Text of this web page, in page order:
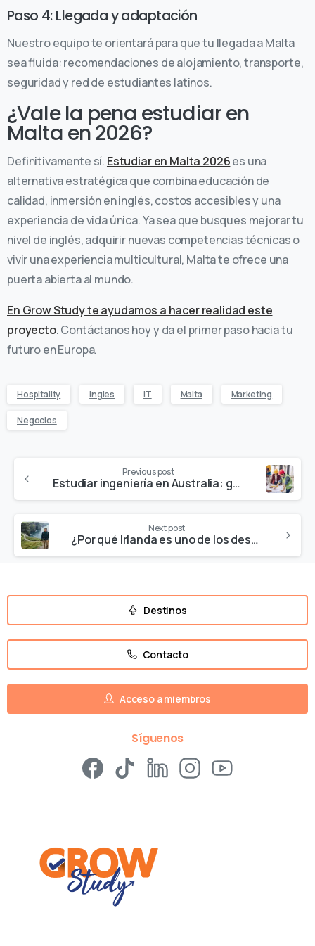
Paso 4: Llegada y adaptación
Nuestro equipo te orientará para que tu llegada a Malta
sea fluida: recomendaciones de alojamiento, transporte,
seguridad y red de estudiantes latinos.
¿Vale la pena estudiar en
Malta en 2026?
Definitivamente sí. Estudiar en Malta 2026es una
alternativa estratégica que combina educación de
calidad, inmersión en inglés, costos accesibles y una
experiencia de vida única. Ya sea que busques mejorar tu
nivel de inglés, adquirir nuevas competencias técnicas o
vivir una experiencia multicultural, Malta te ofrece una
puerta abierta al mundo.
En Grow Study te ayudamos a hacer realidad este
proyecto. Contáctanos hoy y da el primer paso hacia tu
futuro en Europa.
Hospitality Ingles IT Malta Marketing
Negocios
Previous post
Estudiar ingeniería en Australia: guía completa para estudiantes
Next post
¿Por qué Irlanda es uno de los destinos favoritos para estudiantes internacionales en 2026?
Destinos
Contacto
Acceso a miembros
Síguenos